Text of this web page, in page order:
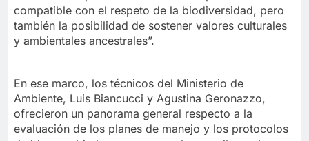
compatible con el respeto de la biodiversidad, pero
también la posibilidad de sostener valores culturales
y ambientales ancestrales”.
En ese marco, los técnicos del Ministerio de
Ambiente, Luis Biancucci y Agustina Geronazzo,
ofrecieron un panorama general respecto a la
evaluación de los planes de manejo y los protocolos